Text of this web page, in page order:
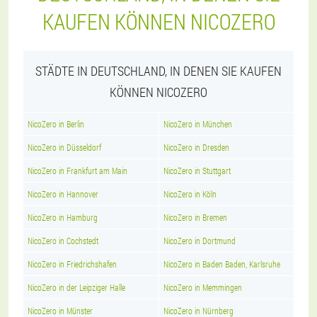
KAUFEN KÖNNEN NICOZERO
STÄDTE IN DEUTSCHLAND, IN DENEN SIE KAUFEN
KÖNNEN NICOZERO
NicoZero in Berlin NicoZero in München
NicoZero in Düsseldorf NicoZero in Dresden
NicoZero in Frankfurt am Main NicoZero in Stuttgart
NicoZero in Hannover NicoZero in Köln
NicoZero in Hamburg NicoZero in Bremen
NicoZero in Cochstedt NicoZero in Dortmund
NicoZero in Friedrichshafen NicoZero in Baden Baden, Karlsruhe
NicoZero in der Leipziger Halle NicoZero in Memmingen
NicoZero in Münster NicoZero in Nürnberg